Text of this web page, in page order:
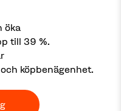
öka
till 39 %.
köpbenägenhet.